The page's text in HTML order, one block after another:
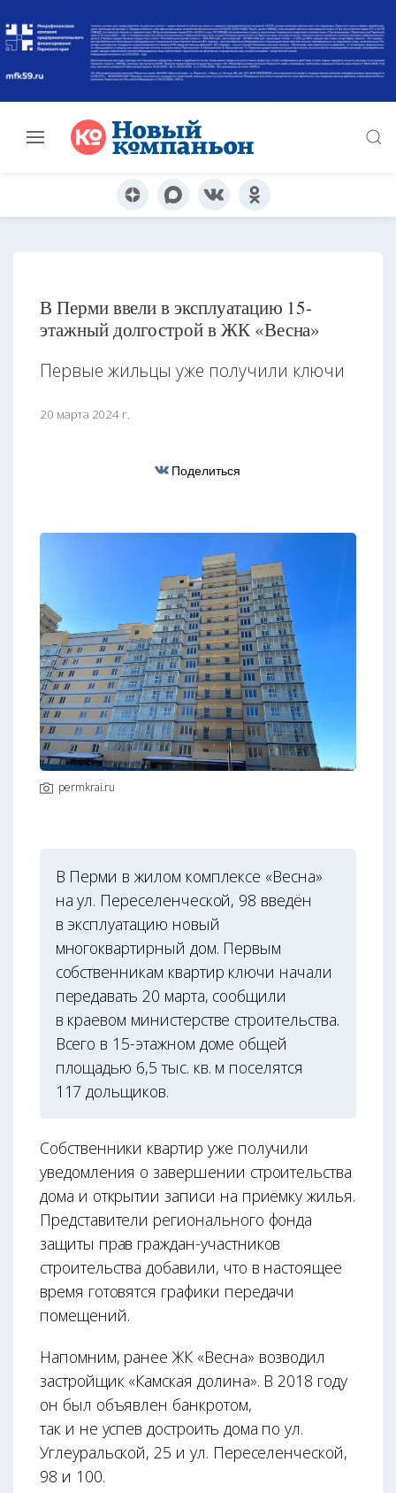
В Перми ввели в эксплуатацию 15-
этажный долгострой в ЖК «Весна»
Первые жильцы уже получили ключи
20 марта 2024 г.
Поделиться
permkrai.ru
В Перми в жилом комплексе «Весна»
на ул. Переселенческой, 98 введён
в эксплуатацию новый
многоквартирный дом. Первым
собственникам квартир ключи начали
передавать 20 марта, сообщили
в краевом министерстве строительства.
Всего в 15-этажном доме общей
площадью 6,5 тыс. кв. м поселятся
117 дольщиков.
Собственники квартир уже получили
уведомления о завершении строительства
дома и открытии записи на приёмку жилья.
Представители регионального фонда
защиты прав граждан-участников
строительства добавили, что в настоящее
время готовятся графики передачи
помещений.
Напомним, ранее ЖК «Весна» возводил
застройщик «Камская долина». В 2018 году
он был объявлен банкротом,
так и не успев достроить дома по ул.
Углеуральской, 25 и ул. Переселенческой,
98 и 100.